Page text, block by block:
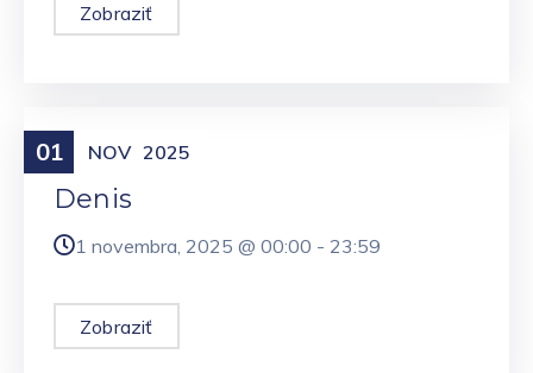
Zobraziť
01 NOV 2025
Meniny
Denis
1 novembra, 2025 @ 00:00 - 23:59
Zobraziť